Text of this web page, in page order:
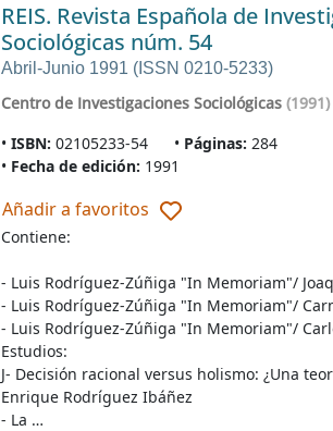
REIS. Revista Española de
Sociológicas núm. 54
Abril-Junio 1991 (ISSN 0210-5233)
Centro de Investigaciones Sociológicas (1991)
ISBN: 02105233-54 Páginas: 284
Fecha de edición: 1991
Añadir a favoritos
Contiene:
- Luis Rodríguez-Zúñiga "In Memoriam"/
- Luis Rodríguez-Zúñiga "In Memoriam"/
- Luis Rodríguez-Zúñiga "In Memoriam"/
Estudios:
J- Decisión racional versus holismo: ¿Una
Enrique Rodríguez Ibáñez
- La …